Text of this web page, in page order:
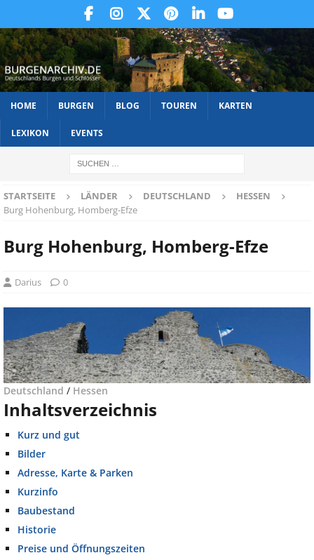
HOME BURGEN BLOG TOUREN KARTEN
LEXIKON EVENTS
STARTSEITE LÄNDER DEUTSCHLAND
HESSEN
Burg Hohenburg, Homberg-Efze
Burg Hohenburg, Homberg-Efze
Darius 0
Deutschland / Hessen
Inhaltsverzeichnis
Kurz und gut
Bilder
Adresse, Karte & Parken
Kurzinfo
Baubestand
Historie
Preise und Öffnungszeiten